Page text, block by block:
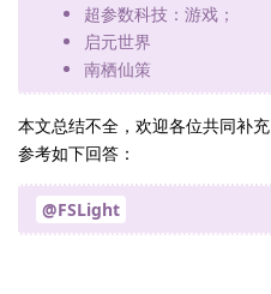
超参数科技：游戏；
启元世界
南栖仙策
本文总结不全，欢迎各位共同补充
参考如下回答：
@FSLight